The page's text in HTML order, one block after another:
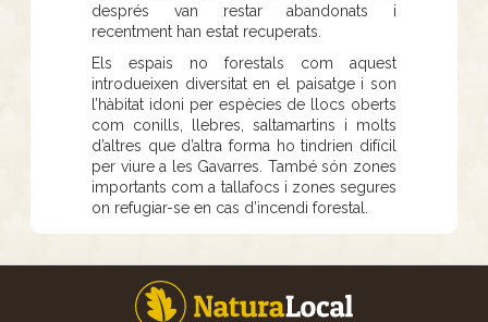
després van restar abandonats i
recentment han estat recuperats.
Els espais no forestals com aquest
introdueixen diversitat en el paisatge i son
l’hàbitat idoni per espècies de llocs oberts
com conills, llebres, saltamartins i molts
d’altres que d’altra forma ho tindrien difícil
per viure a les Gavarres. També són zones
importants com a tallafocs i zones segures
on refugiar-se en cas d’incendi forestal.